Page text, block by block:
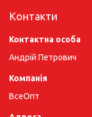
Контакти
Андрій Петрович
ВсеОпт